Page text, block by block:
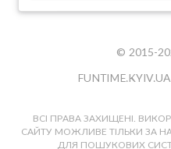
© 2015-
FUNTIME.KYIV.UA
ВСІ ПРАВА ЗАХИЩЕНІ.
САЙТУ МОЖЛИВЕ ТІЛЬКИ ЗА
ДЛЯ ПОШУКОВИХ